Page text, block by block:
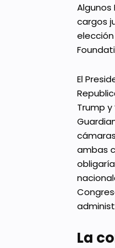
cargos
El
Trump
ambas
La